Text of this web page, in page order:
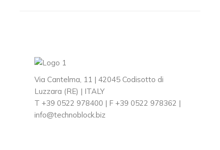
Via Cantelma, 11 | 42045 Codisotto di
Luzzara (RE) | ITALY
T +39 0522 978400 | F +39 0522 978362 |
info@technoblock.biz